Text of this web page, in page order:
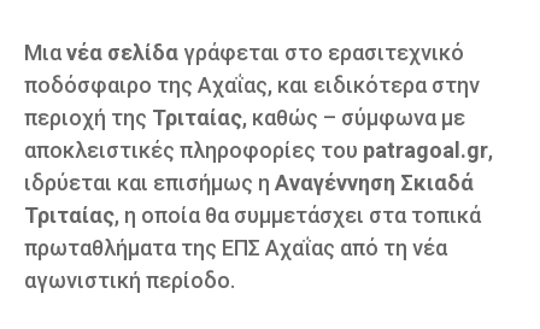
Μιανέα σελίδα γράφεται στο ερασιτεχνικό
ποδόσφαιρο της Αχαΐας, και ειδικότερα στην
περιοχή της Τριταίας, καθώς – σύμφωνα με
αποκλειστικές πληροφορίες του patragoal.gr,
ιδρύεται και επισήμως η Αναγέννηση Σκιαδά
Τριταίας, η οποία θα συμμετάσχει στα τοπικά
πρωταθλήματα της ΕΠΣ Αχαΐας από τη νέα
αγωνιστική περίοδο.